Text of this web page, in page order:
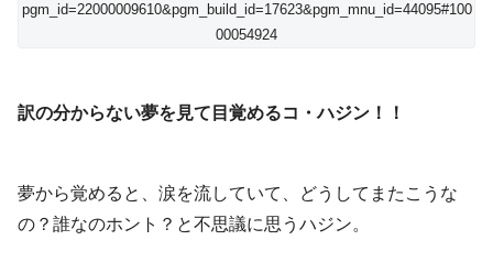
pgm_id=22000009610&pgm_build_id=17623&pgm_mnu_id=44095#100
00054924
訳の分からない夢を見て目覚めるコ・ハジン！！
夢から覚めると、涙を流していて、どうしてまたこうな
の？誰なのホント？と不思議に思うハジン。